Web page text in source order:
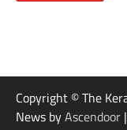
Copyright © The
News byAscendoor